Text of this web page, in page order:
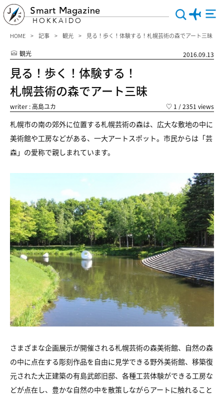
Smart Magazine
HOKKAIDO
HOME 記事 観光 見る！歩く！体験する！札幌芸術の森でアート三昧
観光 2016.09.13
見る！歩く！体験する！
札幌芸術の森でアート三昧
writer : 高島ユカ ♡ 1 / 2351 views
札幌市の南の郊外に位置する札幌芸術の森は、広大な敷地の中に
美術館や工房などがある、一大アートスポット。市民からは「芸
森」の愛称で親しまれています。
さまざまな企画展示が開催される札幌芸術の森美術館、自然の森
の中に点在する彫刻作品を自由に見学できる野外美術館、移築復
元された大正建築の有島武郎旧邸、各種工芸体験ができる工房な
どが点在し、豊かな自然の中を散策しながらアートに触れること